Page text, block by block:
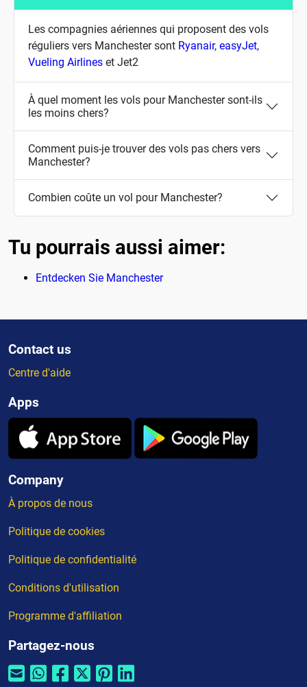
Les compagnies aériennes qui proposent des vols
réguliers vers Manchester sont Ryanair, easyJet,
Vueling Airlines et Jet2
À quel moment les vols pour Manchester sont-ils
les moins chers?
Comment puis-je trouver des vols pas chers vers
Manchester?
Combien coûte un vol pour Manchester?
Tu pourrais aussi aimer:
Entdecken Sie Manchester
Contact us
Centre d'aide
Apps
Company
À propos de nous
Politique de cookies
Politique de confidentialité
Conditions d'utilisation
Programme d'affiliation
Partagez-nous